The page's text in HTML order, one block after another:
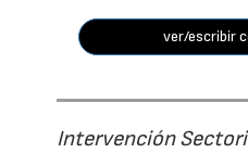
ver/escribir
Intervención